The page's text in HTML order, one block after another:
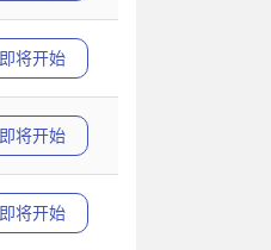
即将开始
即将开始
即将开始